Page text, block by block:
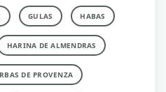
GULAS HABAS
HARINA DE ALMENDRAS
DE PROVENZA